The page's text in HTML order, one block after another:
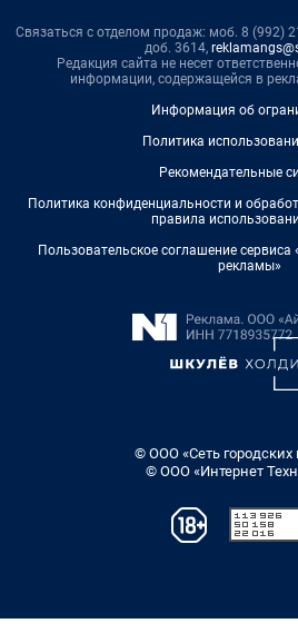
Связаться с отделом продаж: моб. 8 (992)
доб. 3614,
Редакция сайта не несет
информации, содержащейся в
Информация об
Политика
Рекомендательные
Политика конфиденциальности и
правила
Пользовательское соглашение
рекламы»
© ООО «Сеть городских
© ООО «Интернет